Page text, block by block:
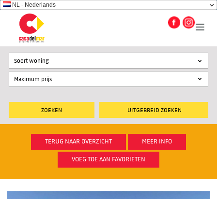
NL - Nederlands
UITGEBREID ZOEKEN
Soort woning
TERUG NAAR OVERZICHT MEER INFO
VOEG TOE AAN FAVORIETEN